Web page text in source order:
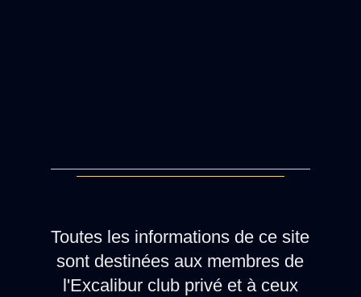
Toutes les informations de ce site
sont destinées aux membres de
l'Excalibur club privé et à ceux